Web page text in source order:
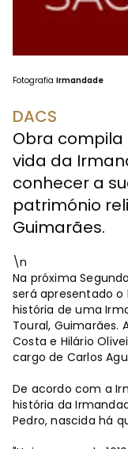
Fotografia Irmandade
DACS
Obra
vida da
conhecer a
património
Guimarães.
\n
Na próxima
será apresentado
história de uma
Toural, Guimarães.
Costa e Hilário
cargo de Carlos
De acordo com a
história da
Pedro, nascida há